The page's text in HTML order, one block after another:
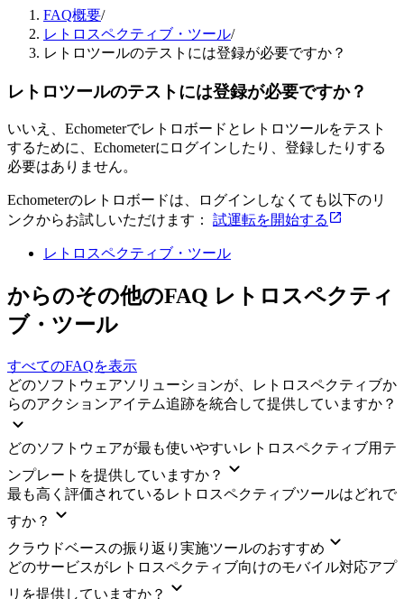
FAQ概要/
レトロスペクティブ・ツール/
レトロツールのテストには登録が必要ですか？
レトロツールのテストには登録が必要ですか？
いいえ、Echometerでレトロボードとレトロツールをテスト
するために、Echometerにログインしたり、登録したりする
必要はありません。
Echometerのレトロボードは、ログインしなくても以下のリ
ンクからお試しいただけます： 試運転を開始する
レトロスペクティブ・ツール
からのその他のFAQ レトロスペクティ
ブ・ツール
すべてのFAQを表示
どのソフトウェアソリューションが、レトロスペクティブか
らのアクションアイテム追跡を統合して提供していますか？
どのソフトウェアが最も使いやすいレトロスペクティブ用テ
ンプレートを提供していますか？
最も高く評価されているレトロスペクティブツールはどれで
すか？
クラウドベースの振り返り実施ツールのおすすめ
どのサービスがレトロスペクティブ向けのモバイル対応アプ
リを提供していますか？